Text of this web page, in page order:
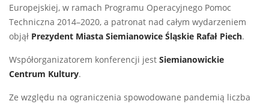
Europejskiej, w ramach Programu Operacyjnego Pomoc
Techniczna 2014–2020, a patronat nad całym wydarzeniem
objął Prezydent Miasta Siemianowice Śląskie Rafał Piech.
Współorganizatorem konferencji jest Siemianowickie
Centrum Kultury.
Ze względu na ograniczenia spowodowane pandemią liczba